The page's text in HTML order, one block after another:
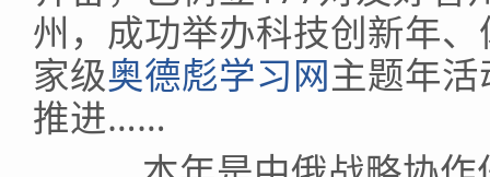
州，成功举办科技创新年
家级奥德彪学习网主题年
推进……